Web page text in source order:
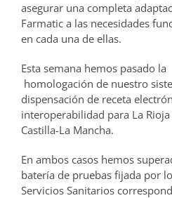
asegurar una completa
Farmatic a las necesidades
en cada una de ellas.
Esta semana hemos pasado la
homologación de nuestro
dispensación de receta
interoperabilidad para La
Castilla-La Mancha.
En ambos casos hemos
batería de pruebas fijada por
Servicios Sanitarios